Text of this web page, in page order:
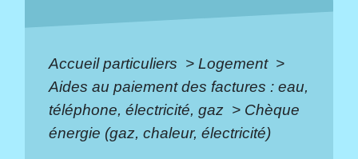
Accueil particuliers > Logement >
Aides au paiement des factures : eau,
téléphone, électricité, gaz > Chèque
énergie (gaz, chaleur, électricité)